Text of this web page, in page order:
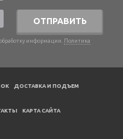
ОТПРАВИТЬ
информации. Политика
ДОСТАВКА И ПОДЪЕМ
КАРТА САЙТА